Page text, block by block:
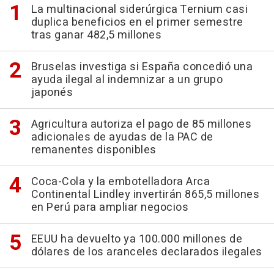
La multinacional siderúrgica Ternium casi
duplica beneficios en el primer semestre
tras ganar 482,5 millones
Bruselas investiga si España concedió una
ayuda ilegal al indemnizar a un grupo
japonés
Agricultura autoriza el pago de 85 millones
adicionales de ayudas de la PAC de
remanentes disponibles
Coca-Cola y la embotelladora Arca
Continental Lindley invertirán 865,5 millones
en Perú para ampliar negocios
EEUU ha devuelto ya 100.000 millones de
dólares de los aranceles declarados ilegales